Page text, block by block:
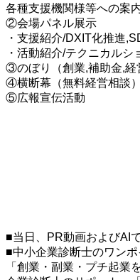
各種支援機関様等への案
②会場パネル展示
・支援紹介/DXIT化推進
・活動紹介/テクニカル
③のぼり（創業,補助金,経
④横断幕（無料経営相談）
⑤広報宣伝活動
■当日、PR動画およびAI
■中小企業診断士のワン
「創業・副業・プチ起